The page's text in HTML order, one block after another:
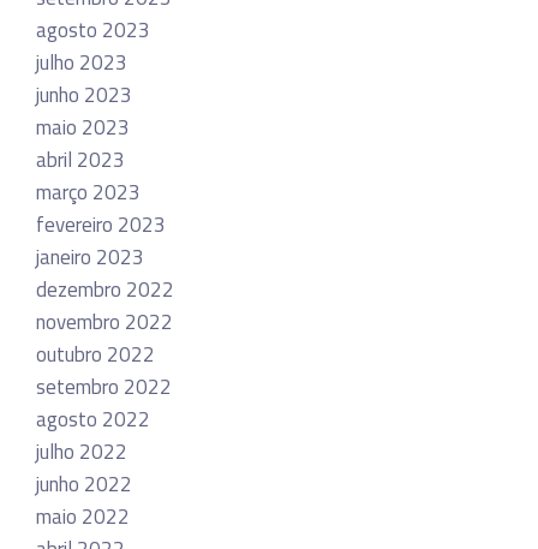
agosto 2023
julho 2023
junho 2023
maio 2023
abril 2023
março 2023
fevereiro 2023
janeiro 2023
dezembro 2022
novembro 2022
outubro 2022
setembro 2022
agosto 2022
julho 2022
junho 2022
maio 2022